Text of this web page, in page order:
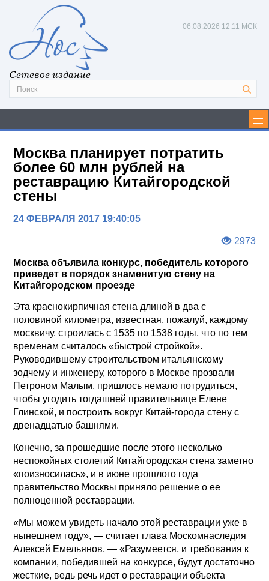
Сетевое издание
06.08.2026 12:11 МСК
Москва планирует потратить
более 60 млн рублей на
реставрацию Китайгородской
стены
24 ФЕВРАЛЯ 2017 19:40:05
2973
Москва объявила конкурс, победитель которого
приведет в порядок знаменитую стену на
Китайгородском проезде
Эта краснокирпичная стена длиной в два с
половиной километра, известная, пожалуй, каждому
москвичу, строилась с 1535 по 1538 годы, что по тем
временам считалось «быстрой стройкой».
Руководившему строительством итальянскому
зодчему и инженеру, которого в Москве прозвали
Петроном Малым, пришлось немало потрудиться,
чтобы угодить тогдашней правительнице Елене
Глинской, и построить вокруг Китай-города стену с
двенадцатью башнями.
Конечно, за прошедшие после этого несколько
неспокойных столетий Китайгородская стена заметно
«поизносилась», и в июне прошлого года
правительство Москвы приняло решение о ее
полноценной реставрации.
«Мы можем увидеть начало этой реставрации уже в
нынешнем году», — считает глава Москомнаследия
Алексей Емельянов, — «Разумеется, и требования к
компании, победившей на конкурсе, будут достаточно
жесткие, ведь речь идет о реставрации объекта